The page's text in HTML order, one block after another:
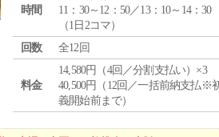
時間
11：30～12：50／13：10～14：30
（1日2コマ）
回数
全12回
料金
14,580円（4回／分割支払い）×3
40,500円（12回／一括前納支払※
義開始前まで）